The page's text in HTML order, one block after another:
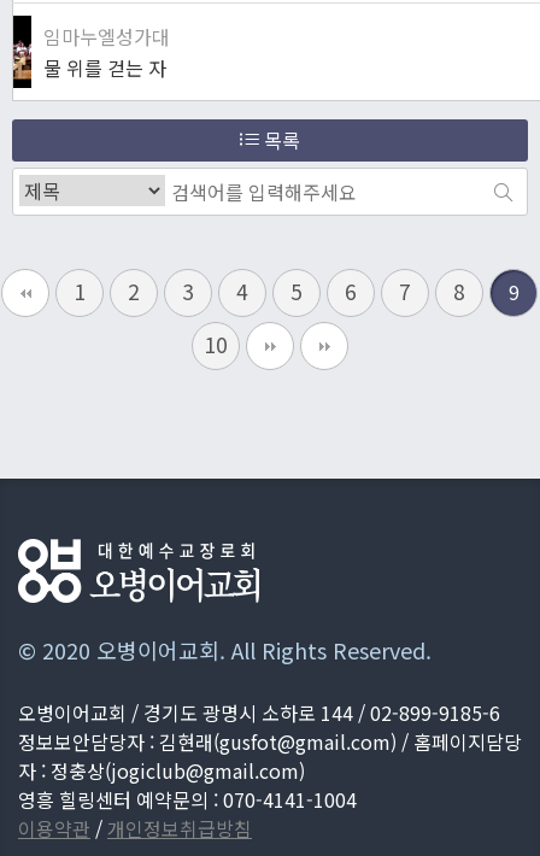
임마누엘성가대
물 위를 걷는 자
목록
1 2 3 4 5 6 7 8 9
10
© 2020 오병이어교회. All Rights Reserved.
오병이어교회 / 경기도 광명시 소하로 144 / 02-899-9185-6
정보보안담당자 : 김현래(gusfot@gmail.com) / 홈페이지담당
자 : 정충상(jogiclub@gmail.com)
영흥 힐링센터 예약문의 : 070-4141-1004
이용약관 /개인정보취급방침